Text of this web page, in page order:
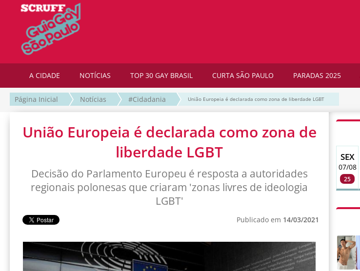
A CIDADE NOTÍCIAS TOP 30 GAY BRASIL CURTA SÃO PAULO PARADAS 2025
Página Inicial Notícias #Cidadania União Europeia é declarada como zona de liberdade LGBT
União Europeia é declarada como zona de
liberdade LGBT
Decisão do Parlamento Europeu é resposta a autoridades
regionais polonesas que criaram 'zonas livres de ideologia
LGBT'
Publicado em 14/03/2021
SEX
07/08
25